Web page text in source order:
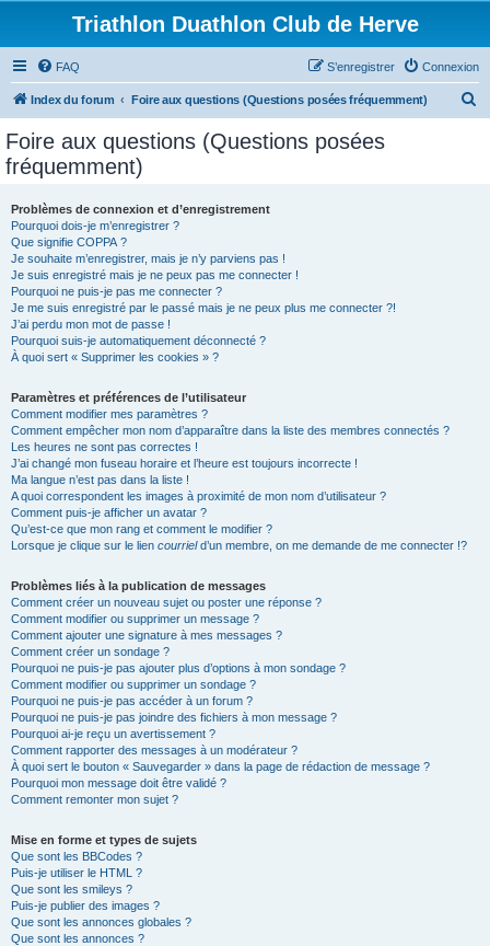
Triathlon Duathlon Club de Herve
FAQ Connexion
S’enregistrer
Index du forum Foire aux questions (Questions posées fréquemment)
Foire aux questions (Questions posées
fréquemment)
Problèmes de connexion et d’enregistrement
Pourquoi dois-je m’enregistrer ?
Que signifie COPPA ?
Je souhaite m’enregistrer, mais je n’y parviens pas !
Je suis enregistré mais je ne peux pas me connecter !
Pourquoi ne puis-je pas me connecter ?
Je me suis enregistré par le passé mais je ne peux plus me connecter ?!
J’ai perdu mon mot de passe !
Pourquoi suis-je automatiquement déconnecté ?
À quoi sert « Supprimer les cookies » ?
Paramètres et préférences de l’utilisateur
Comment modifier mes paramètres ?
Comment empêcher mon nom d’apparaître dans la liste des membres connectés ?
Les heures ne sont pas correctes !
J’ai changé mon fuseau horaire et l’heure est toujours incorrecte !
Ma langue n’est pas dans la liste !
A quoi correspondent les images à proximité de mon nom d’utilisateur ?
Comment puis-je afficher un avatar ?
Qu’est-ce que mon rang et comment le modifier ?
Lorsque je clique sur le lien courrield’un membre, on me demande de me connecter !?
Problèmes liés à la publication de messages
Comment créer un nouveau sujet ou poster une réponse ?
Comment modifier ou supprimer un message ?
Comment ajouter une signature à mes messages ?
Comment créer un sondage ?
Pourquoi ne puis-je pas ajouter plus d’options à mon sondage ?
Comment modifier ou supprimer un sondage ?
Pourquoi ne puis-je pas accéder à un forum ?
Pourquoi ne puis-je pas joindre des fichiers à mon message ?
Pourquoi ai-je reçu un avertissement ?
Comment rapporter des messages à un modérateur ?
À quoi sert le bouton « Sauvegarder » dans la page de rédaction de message ?
Pourquoi mon message doit être validé ?
Comment remonter mon sujet ?
Mise en forme et types de sujets
Que sont les BBCodes ?
Puis-je utiliser le HTML ?
Que sont les smileys ?
Puis-je publier des images ?
Que sont les annonces globales ?
Que sont les annonces ?